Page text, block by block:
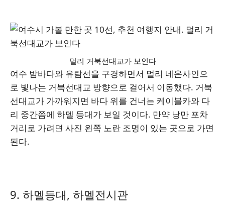
멀리 거북선대교가 보인다
여수 밤바다와 유람선을 구경하면서 멀리 네온사인으
로 빛나는 거북선대교 방향으로 걸어서 이동했다. 거북
선대교가 가까워지면 바다 위를 건너는 케이블카와 다
리 중간쯤에 하멜 등대가 보일 것이다. 만약 낭만 포차
거리로 가려면 사진 왼쪽 노란 조명이 있는 곳으로 가면
된다.
9. 하멜등대, 하멜전시관